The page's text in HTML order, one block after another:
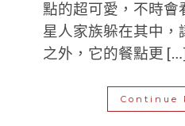
點的超可愛，不時會
星人家族躲在其中，
之外，它的餐點更
Continue